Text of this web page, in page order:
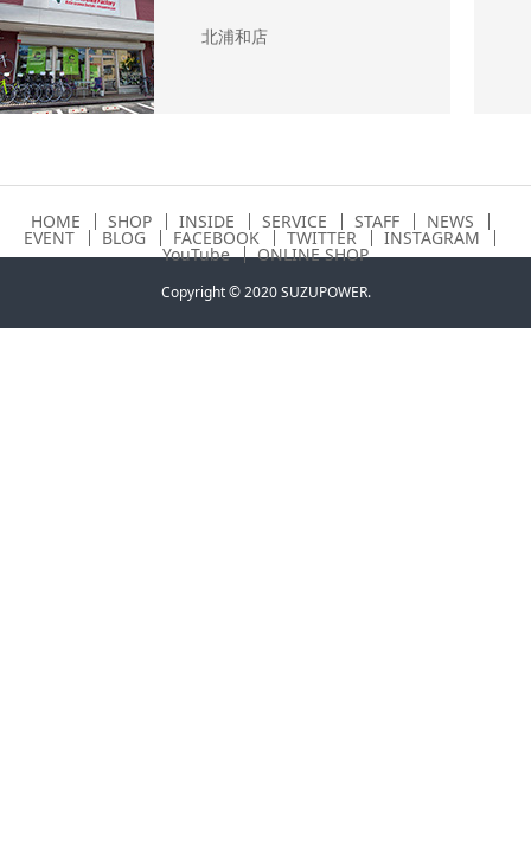
北浦和店
HOME SHOP INSIDE SERVICE STAFF NEWS
EVENT BLOG FACEBOOK TWITTER INSTAGRAM
YouTube ONLINE SHOP
Copyright © 2020 SUZUPOWER.